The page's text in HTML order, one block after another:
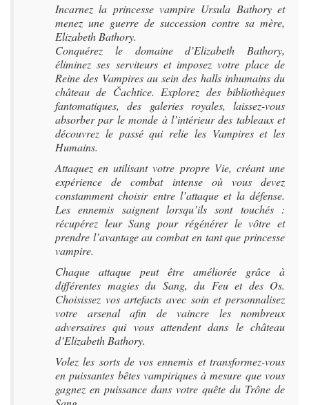
Incarnez la princesse vampire Ursula Bathory et
menez une guerre de succession contre sa mère,
Elizabeth Bathory.
Conquérez le domaine d’Elizabeth Bathory,
éliminez ses serviteurs et imposez votre place de
Reine des Vampires au sein des halls inhumains du
château de Čachtice. Explorez des bibliothèques
fantomatiques, des galeries royales, laissez-vous
absorber par le monde à l’intérieur des tableaux et
découvrez le passé qui relie les Vampires et les
Humains.
Attaquez en utilisant votre propre Vie, créant une
expérience de combat intense où vous devez
constamment choisir entre l’attaque et la défense.
Les ennemis saignent lorsqu’ils sont touchés :
récupérez leur Sang pour régénérer le vôtre et
prendre l’avantage au combat en tant que princesse
vampire.
Chaque attaque peut être améliorée grâce à
différentes magies du Sang, du Feu et des Os.
Choisissez vos artefacts avec soin et personnalisez
votre arsenal afin de vaincre les nombreux
adversaires qui vous attendent dans le château
d’Elizabeth Bathory.
Volez les sorts de vos ennemis et transformez-vous
en puissantes bêtes vampiriques à mesure que vous
gagnez en puissance dans votre quête du Trône de